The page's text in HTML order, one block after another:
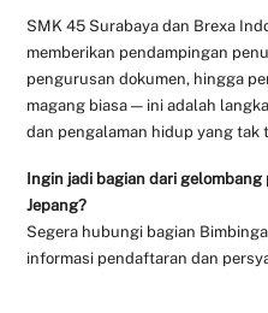
SMK 45 Surabaya dan Brexa
memberikan pendampingan
pengurusan dokumen, hingga
magang biasa — ini adalah
dan pengalaman hidup yang tak
Ingin jadi bagian dari
Jepang?
Segera hubungi bagian
informasi pendaftaran dan